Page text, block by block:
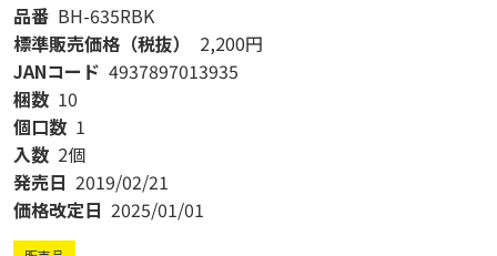
品番 BH-635RBK
標準販売価格（税抜）
2,200円
JANコード 4937897013935
梱数 10
個口数 1
入数 2個
発売日 2019/02/21
価格改定日 2025/01/01